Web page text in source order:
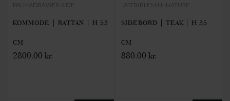
PALMADRAWER-SIDE
KOMMODE | RATTAN | H 53
CM
2800.00 kr.
JATITABLEMINI-NATURE
SIDEBORD | TEAK | H 35
CM
880.00 kr.